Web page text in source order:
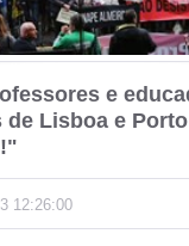
e
de Lisboa e
12:26:00